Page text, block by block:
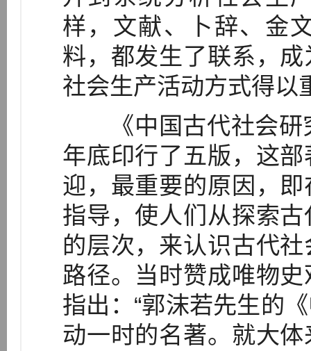
样，文献、卜辞、金
料，都发生了联系，
社会生产活动方式得以
《中国古代社会研
年底印行了五版，这
迎，最重要的原因，
指导，使人们从探索
的层次，来认识古代
路径。当时赞成唯物
指出：“郭沫若先生的
动一时的名著。就大